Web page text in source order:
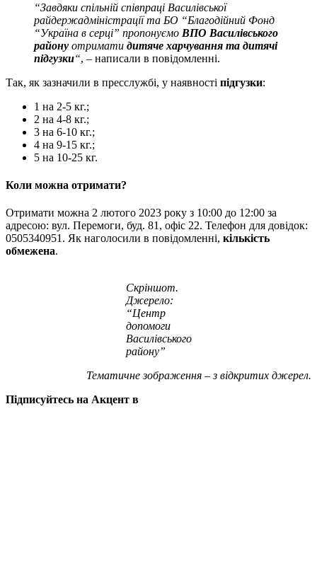
“Завдяки спільній співпраці Василівської
райдержадміністрації та БО “Благодійний Фонд
“Україна в серці” пропонуємо ВПО Василівського
району отримати дитяче харчування та дитячі
підгузки“, – написали в повідомленні.
Так, як зазначили в пресслужбі, у наявності підгузки:
1 на 2-5 кг.;
2 на 4-8 кг.;
3 на 6-10 кг.;
4 на 9-15 кг.;
5 на 10-25 кг.
Коли можна отримати?
Отримати можна 2 лютого 2023 року з 10:00 до 12:00 за
адресою: вул. Перемоги, буд. 81, офіс 22. Телефон для довідок:
0505340951. Як наголосили в повідомленні, кількість
обмежена.
Скріншот.
Джерело:
“Центр
допомоги
Василівського
району”
Тематичне зображення – з відкритих джерел.
Підписуйтесь на Акцент в